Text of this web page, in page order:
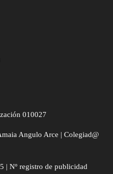
010027
Angulo Arce | Colegiad@
| Nº registro de publicidad